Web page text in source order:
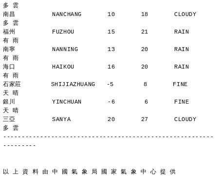
多 雲
南昌          NANCHANG       10       18       CLOUDY
多 雲
福州          FUZHOU         15       21       RAIN
有 雨
南寧          NANNING        13       20       RAIN
有 雨
海口          HAIKOU         16       20       RAIN
有 雨
石家莊        SHIJIAZHUANG   -5        8       FINE
天 晴
銀川          YINCHUAN       -6        6       FINE
天 晴
三亞          SANYA          20       27       CLOUDY
多 雲
---------------------------------------------------------
---------
以 上 資 料 由 中 國 氣 象 局 國 家 氣 象 中 心 提 供